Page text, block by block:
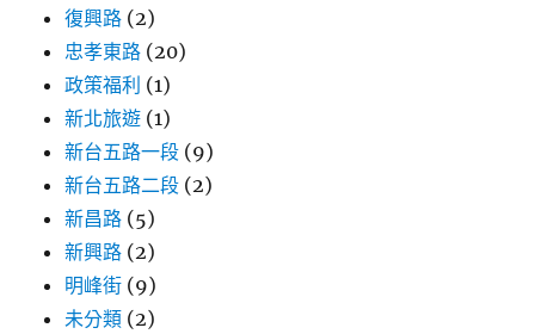
復興路 (2)
忠孝東路 (20)
政策福利 (1)
新北旅遊 (1)
新台五路一段 (9)
新台五路二段 (2)
新昌路 (5)
新興路 (2)
明峰街 (9)
未分類 (2)